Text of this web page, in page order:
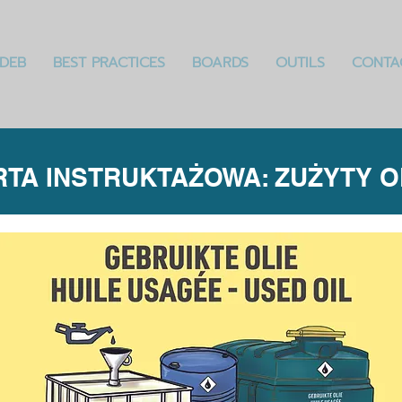
BEST PRACTICES BOARDS OUTILS
INSTRUKTAŻOWA: ZUŻYTY